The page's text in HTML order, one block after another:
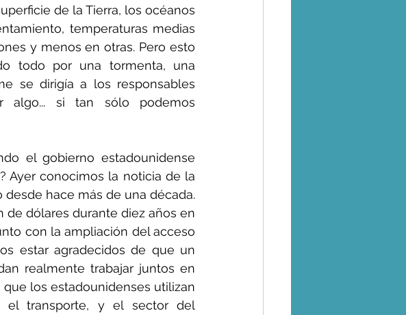
de la Tierra, los océanos
temperaturas medias
y menos en otras. Pero esto
todo por una tormenta, una
se dirigía a los responsables
algo... si tan sólo podemos
el gobierno estadounidense
Ayer conocimos la noticia de la
hace más de una década.
dólares durante diez años en
con la ampliación del acceso
estar agradecidos de que un
realmente trabajar juntos en
los estadounidenses utilizan
el transporte, y el sector del